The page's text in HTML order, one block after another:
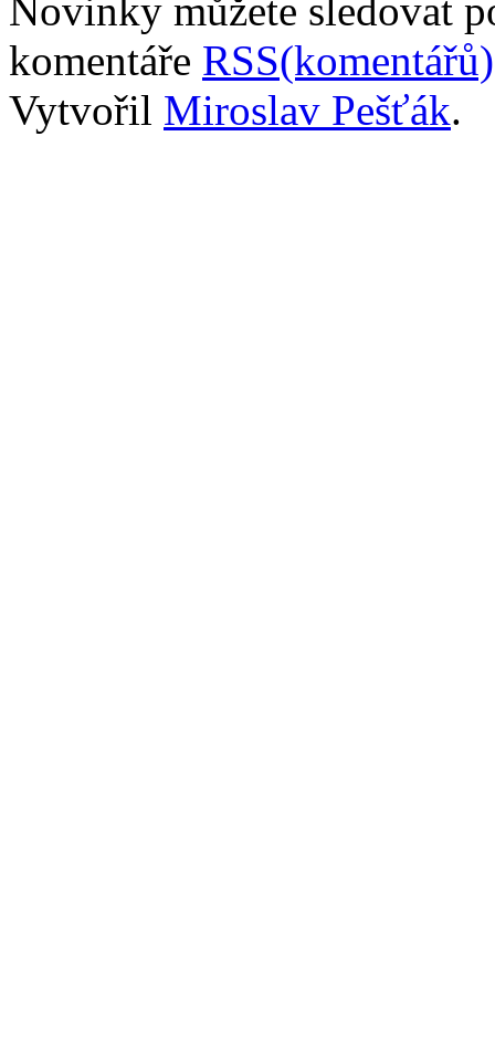
Novinky můžete sledovat
komentáře RSS(komentářů)
Vytvořil Miroslav Pešťák.